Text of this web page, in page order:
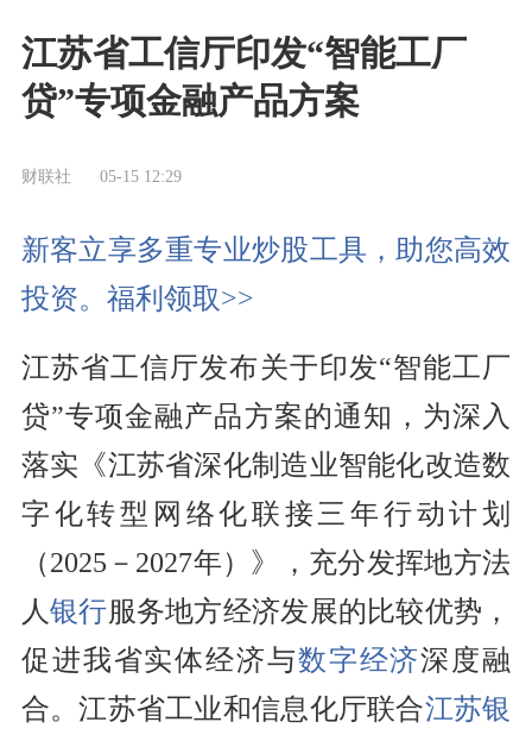
江苏省工信厅印发“智能工厂
贷”专项金融产品方案
财联社 05-15 12:29
新客立享多重专业炒股工具，助您高效
投资。福利领取>>
江苏省工信厅发布关于印发“智能工厂
贷”专项金融产品方案的通知，为深入
落实《江苏省深化制造业智能化改造数
字化转型网络化联接三年行动计划
（2025－2027年）》，充分发挥地方法
人银行服务地方经济发展的比较优势，
促进我省实体经济与数字经济深度融
合。江苏省工业和信息化厅联合江苏银